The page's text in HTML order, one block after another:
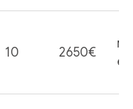
10 2650€